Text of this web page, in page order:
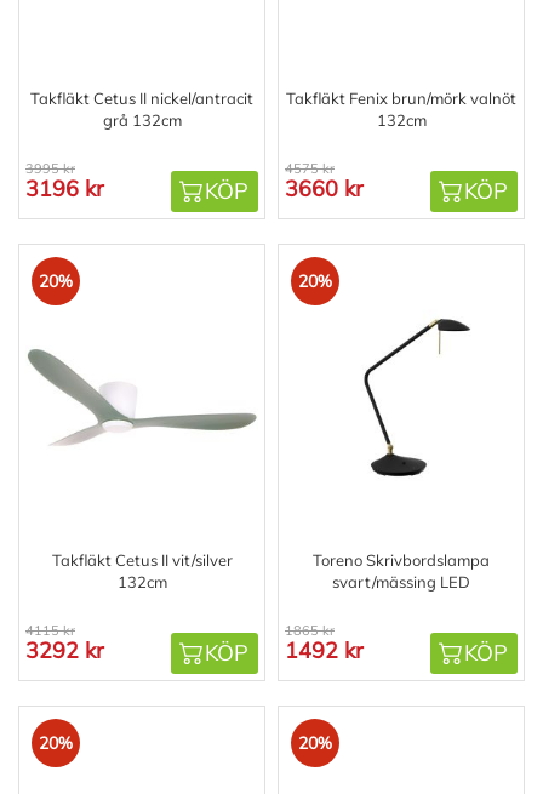
Takfläkt Cetus II nickel/antracit
grå 132cm
3995 kr
3196 kr KÖP
Takfläkt Fenix brun/mörk valnöt
132cm
4575 kr
3660 kr KÖP
20%
Takfläkt Cetus II vit/silver
132cm
4115 kr
3292 kr KÖP
20%
Toreno Skrivbordslampa
svart/mässing LED
1865 kr
1492 kr KÖP
20% 20%